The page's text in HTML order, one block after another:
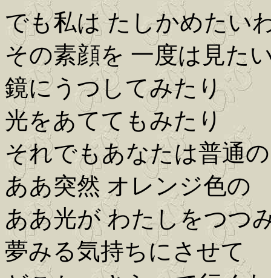
でも私は たしかめたい
その素顔を 一度は見た
鏡にうつしてみたり
光をあててもみたり
それでもあなたは普通
ああ突然 オレンジ色の
ああ光が わたしをつつ
夢みる気持ちにさせて